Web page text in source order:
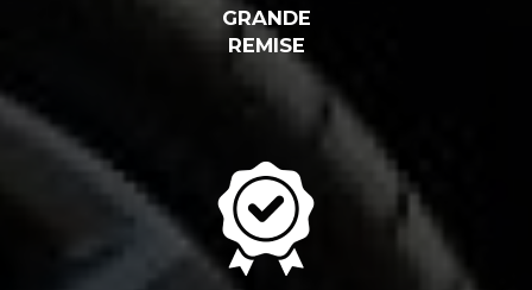
GRANDE
REMISE